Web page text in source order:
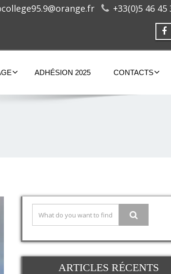
+33(0)5 46 45
ADHÉSION 2025 CONTACTS
ARTICLES RÉCENTS